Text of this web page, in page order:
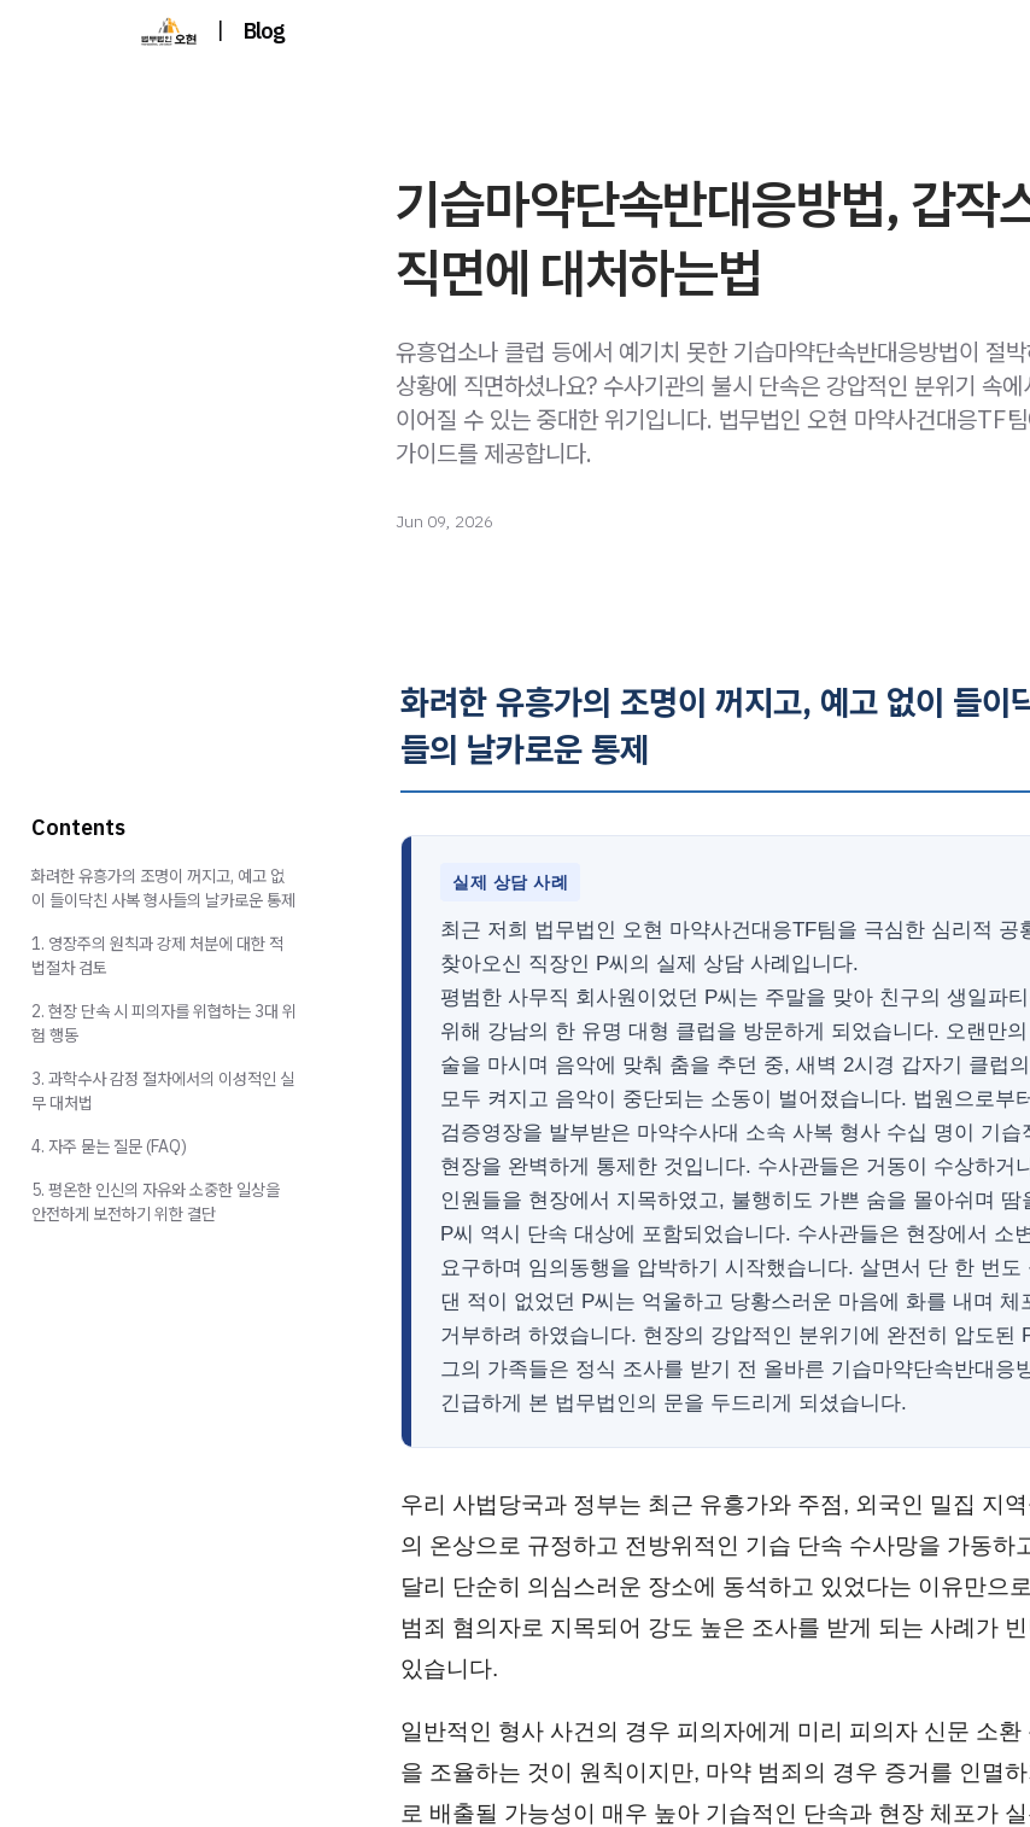
| Blog
기습마약단속반대응방법, 갑작
직면에 대처하는법
유흥업소나 클럽 등에서 예기치 못한 기습마약단속반대응방법이 절
상황에 직면하셨나요? 수사기관의 불시 단속은 강압적인 분위기 속
이어질 수 있는 중대한 위기입니다. 법무법인 오현 마약사건대응TF
가이드를 제공합니다.
Jun 09, 2026
화려한 유흥가의 조명이 꺼지고, 예고 없이 들이
들의 날카로운 통제
실제 상담 사례
최근 저희 법무법인 오현 마약사건대응TF팀을 극심한 심리적 공
찾아오신 직장인 P씨의 실제 상담 사례입니다.
평범한 사무직 회사원이었던 P씨는 주말을 맞아 친구의 생일파
위해 강남의 한 유명 대형 클럽을 방문하게 되었습니다. 오랜만
술을 마시며 음악에 맞춰 춤을 추던 중, 새벽 2시경 갑자기 클럽
모두 켜지고 음악이 중단되는 소동이 벌어졌습니다. 법원으로부
검증영장을 발부받은 마약수사대 소속 사복 형사 수십 명이 기습
현장을 완벽하게 통제한 것입니다. 수사관들은 거동이 수상하거
인원들을 현장에서 지목하였고, 불행히도 가쁜 숨을 몰아쉬며 땀
P씨 역시 단속 대상에 포함되었습니다. 수사관들은 현장에서 소
요구하며 임의동행을 압박하기 시작했습니다. 살면서 단 한 번도
댄 적이 없었던 P씨는 억울하고 당황스러운 마음에 화를 내며 체
거부하려 하였습니다. 현장의 강압적인 분위기에 완전히 압도된
그의 가족들은 정식 조사를 받기 전 올바른 기습마약단속반대응
긴급하게 본 법무법인의 문을 두드리게 되셨습니다.
우리 사법당국과 정부는 최근 유흥가와 주점, 외국인 밀집 지
의 온상으로 규정하고 전방위적인 기습 단속 수사망을 가동하
달리 단순히 의심스러운 장소에 동석하고 있었다는 이유만으
범죄 혐의자로 지목되어 강도 높은 조사를 받게 되는 사례가
있습니다.
일반적인 형사 사건의 경우 피의자에게 미리 피의자 신문 소환
을 조율하는 것이 원칙이지만, 마약 범죄의 경우 증거를 인멸
로 배출될 가능성이 매우 높아 기습적인 단속과 현장 체포가 실
Contents
화려한 유흥가의 조명이 꺼지고, 예고 없
이 들이닥친 사복 형사들의 날카로운 통제
1. 영장주의 원칙과 강제 처분에 대한 적
법절차 검토
2. 현장 단속 시 피의자를 위협하는 3대 위
험 행동
3. 과학수사 감정 절차에서의 이성적인 실
무 대처법
4. 자주 묻는 질문 (FAQ)
5. 평온한 인신의 자유와 소중한 일상을
안전하게 보전하기 위한 결단